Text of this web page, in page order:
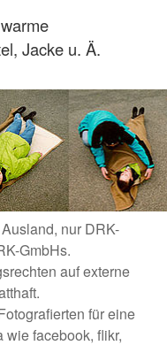
Jacke u. Ä.
nur DRK-
GmbHs.
auf externe
für eine
facebook, flikr,